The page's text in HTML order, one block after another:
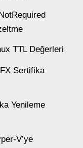
TTL Değerleri
Sertifika
Yenileme
V’ye